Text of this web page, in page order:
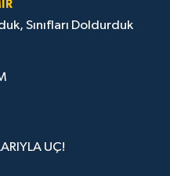
Sınıfları Doldurduk
UÇ!